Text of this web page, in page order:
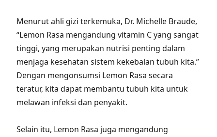
Menurut ahli gizi terkemuka, Dr. Michelle Braude,
“Lemon Rasa mengandung vitamin C yang sangat
tinggi, yang merupakan nutrisi penting dalam
menjaga kesehatan sistem kekebalan tubuh kita.”
Dengan mengonsumsi Lemon Rasa secara
teratur, kita dapat membantu tubuh kita untuk
melawan infeksi dan penyakit.
Selain itu, Lemon Rasa juga mengandung